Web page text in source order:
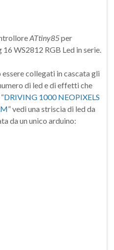
ATtiny85per
WS2812 RGB Led in serie.
collegati in cascata gli
di led e di effetti che
DRIVING 1000 NEOPIXELS
” vedi una striscia di led da
da un unico arduino: